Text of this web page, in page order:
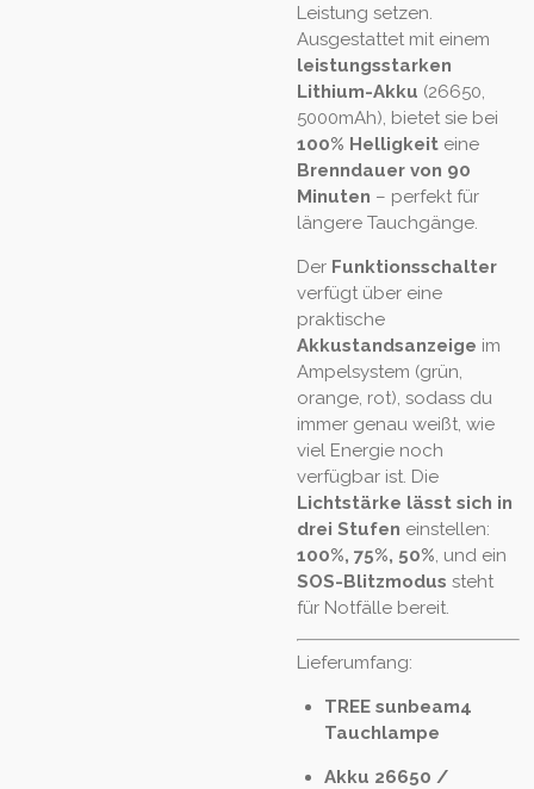
Leistung setzen.
Ausgestattet mit einem
leistungsstarken
Lithium-Akku (26650,
5000mAh), bietet sie bei
100% Helligkeit eine
Brenndauer von 90
Minuten – perfekt für
längere Tauchgänge.
Der Funktionsschalter
verfügt über eine
praktische
Akkustandsanzeige im
Ampelsystem (grün,
orange, rot), sodass du
immer genau weißt, wie
viel Energie noch
verfügbar ist. Die
Lichtstärke lässt sich in
drei Stufen einstellen:
100%, 75%, 50%, und ein
SOS-Blitzmodus steht
für Notfälle bereit.
Lieferumfang:
TREE sunbeam4
Tauchlampe
Akku 26650 /